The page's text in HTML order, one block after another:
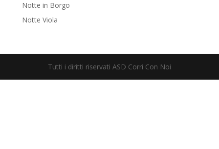
Notte in Borgo
Notte Viola
Tutti i diritti riservati ASD Corri Con Noi